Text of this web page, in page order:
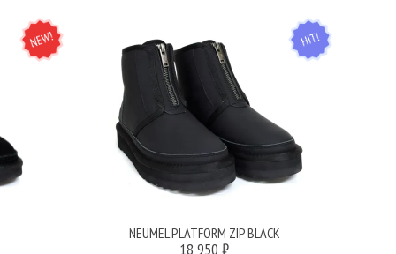
NEW HIT
Подробнее
NEUMEL PLATFORM ZIP BLACK
18 950 ₽